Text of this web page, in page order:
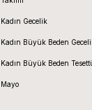
Kadın Gecelik
Kadın Büyük Beden
Kadın Büyük Beden
Mayo